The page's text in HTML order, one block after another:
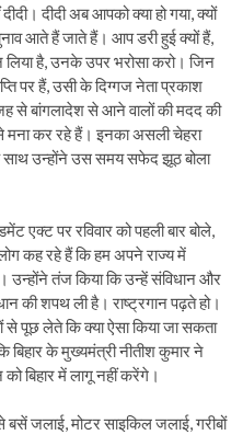
दीदी अब आपको क्या हो गया, क्यों
आते हैं जाते हैं। आप डरी हुई क्यों हैं,
लिया है, उनके उपर भरोसा करो। जिन
पर हैं, उसी के दिग्गज नेता प्रकाश
से बांगलादेश से आने वालों की मदद की
मना कर रहे हैं। इनका असली चेहरा
उन्होंने उस समय सफेद झूठ बोला
एक्ट पर रविवार को पहली बार बोले,
कह रहे हैं कि हम अपने राज्य में
तंज किया कि उन्हें संविधान और
की शपथ ली है। राष्ट्रगान पढ़ते हो।
पूछ लेते कि क्या ऐसा किया जा सकता
बिहार के मुख्यमंत्री नीतीश कुमार ने
बिहार में लागू नहीं करेंगे।
जलाई, मोटर साइकिल जलाई, गरीबों